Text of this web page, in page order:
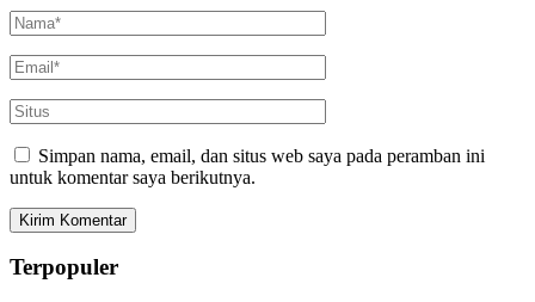
Simpan nama, email, dan situs web saya pada peramban ini
untuk komentar saya berikutnya.
Terpopuler